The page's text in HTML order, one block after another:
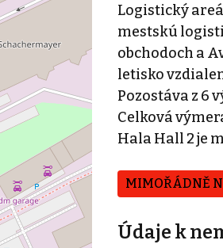
Logistický
mestskú
obchodoch a
letisko
Pozostáva z 6
Celková
Hala Hall 2 je
MIMOŘÁDNĚ
Údaje k